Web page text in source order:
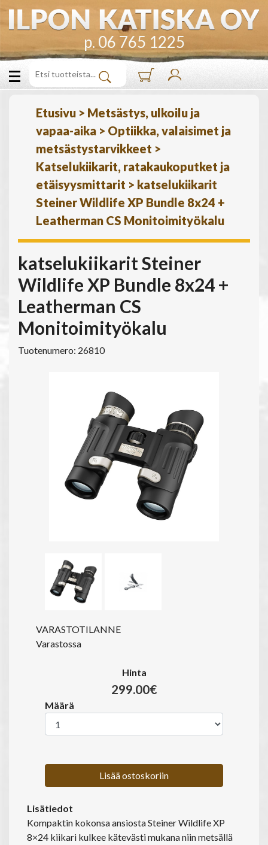
p. 06 765 1225
Etusivu > Metsästys, ulkoilu ja
vapaa-aika > Optiikka, valaisimet ja
metsästystarvikkeet >
Katselukiikarit, ratakaukoputket ja
etäisyysmittarit > katselukiikarit
Steiner Wildlife XP Bundle 8x24 +
Leatherman CS Monitoimityökalu
katselukiikarit Steiner
Wildlife XP Bundle 8x24 +
Leatherman CS
Monitoimityökalu
Tuotenumero: 26810
VARASTOTILANNE
Varastossa
Hinta
299.00€
Määrä
Lisää ostoskoriin
Lisätiedot
Kompaktin kokonsa ansiosta Steiner Wildlife XP
8×24 kiikari kulkee kätevästi mukana niin metsällä